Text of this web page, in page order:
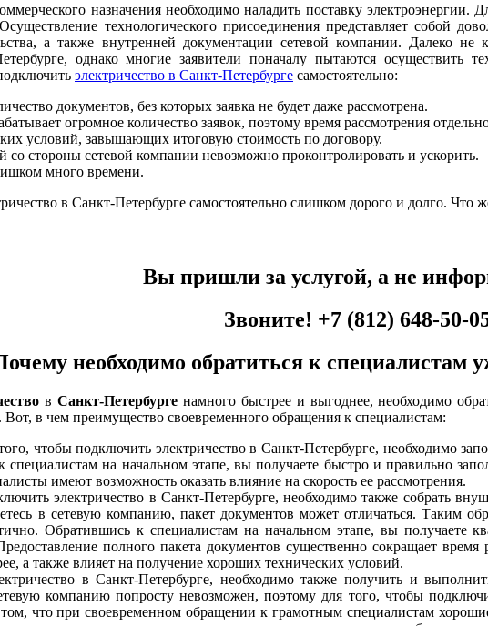
назначения необходимо наладить поставку электроэнергии.
технологического присоединения представляет собой
а также внутренней документации сетевой компании. Далеко
однако многие заявители поначалу пытаются осуществить
электричество в Санкт-Петербурге самостоятельно:
документов, без которых заявка не будет даже рассмотрена.
огромное количество заявок, поэтому время рассмотрения
условий, завышающих итоговую стоимость по договору.
стороны сетевой компании невозможно проконтролировать и ускорить.
много времени.
в Санкт-Петербурге самостоятельно слишком дорого и долго. Что
Вы пришли за услугой, а не
Звоните! +7 (812) 648-50-
необходимо обратиться к специалистам
в Санкт-Петербургенамного быстрее и выгоднее, необходимо
в чем преимущество своевременного обращения к специалистам:
чтобы подключить электричество в Санкт-Петербурге, необходимо
на начальном этапе, вы получаете быстро и правильно
имеют возможность оказать влияние на скорость ее рассмотрения.
электричество в Санкт-Петербурге, необходимо также собрать
в сетевую компанию, пакет документов может отличаться. Таким
Обратившись к специалистам на начальном этапе, вы
полного пакета документов существенно сокращает время
а также влияет на получение хороших технических условий.
в Санкт-Петербурге, необходимо также получить и
компанию попросту невозможен, поэтому для того, чтобы
что при своевременном обращении к грамотным специалистам